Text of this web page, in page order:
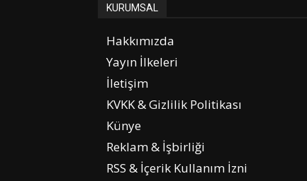
KURUMSAL
Hakkımızda
Yayın İlkeleri
İletişim
KVKK & Gizlilik Politikası
Künye
Reklam & İşbirliği
RSS & İçerik Kullanım İzni